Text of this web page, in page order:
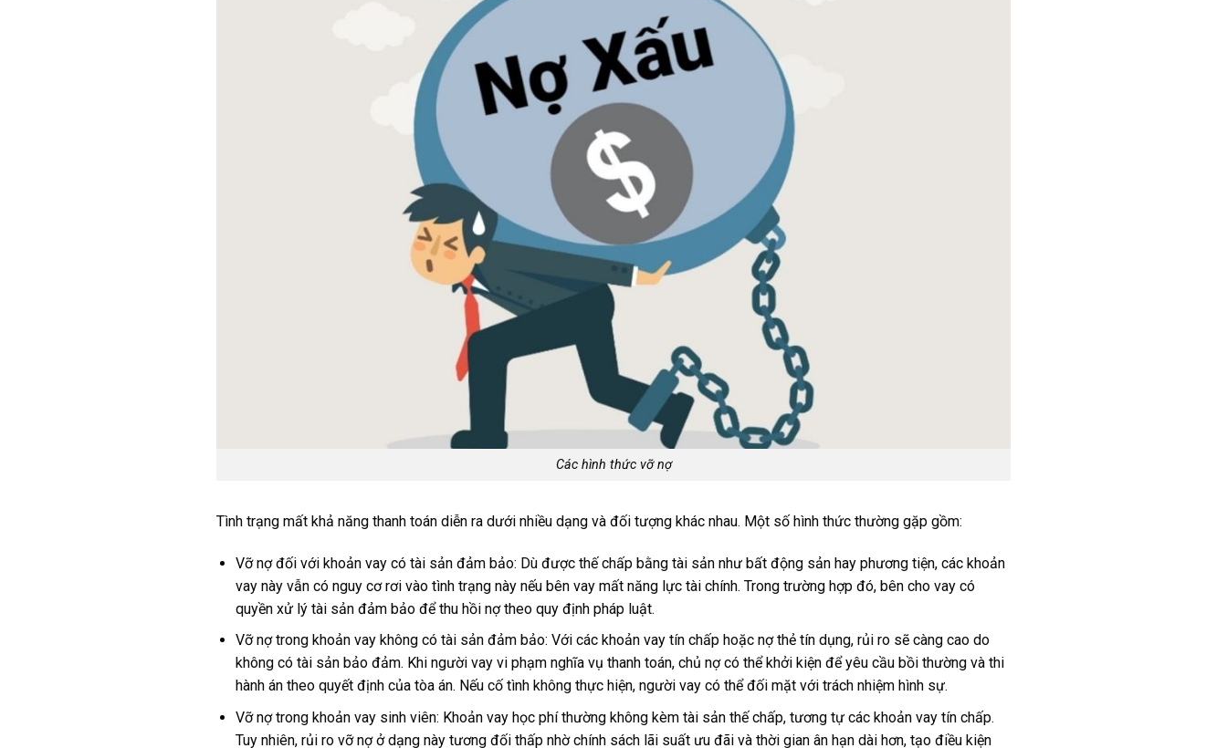
Các hình thức vỡ nợ
Tình trạng mất khả năng thanh toán diễn ra dưới nhiều dạng và đối tượng khác nhau. Một số hình thức thường gặp gồm:
Vỡ nợ đối với khoản vay có tài sản đảm bảo: Dù được thế chấp bằng tài sản như bất động sản hay phương tiện, các khoản
vay này vẫn có nguy cơ rơi vào tình trạng này nếu bên vay mất năng lực tài chính. Trong trường hợp đó, bên cho vay có
quyền xử lý tài sản đảm bảo để thu hồi nợ theo quy định pháp luật.
Vỡ nợ trong khoản vay không có tài sản đảm bảo: Với các khoản vay tín chấp hoặc nợ thẻ tín dụng, rủi ro sẽ càng cao do
không có tài sản bảo đảm. Khi người vay vi phạm nghĩa vụ thanh toán, chủ nợ có thể khởi kiện để yêu cầu bồi thường và thi
hành án theo quyết định của tòa án. Nếu cố tình không thực hiện, người vay có thể đối mặt với trách nhiệm hình sự.
Vỡ nợ trong khoản vay sinh viên: Khoản vay học phí thường không kèm tài sản thế chấp, tương tự các khoản vay tín chấp.
Tuy nhiên, rủi ro vỡ nợ ở dạng này tương đối thấp nhờ chính sách lãi suất ưu đãi và thời gian ân hạn dài hơn, tạo điều kiện